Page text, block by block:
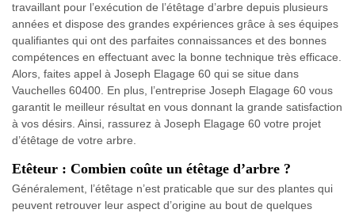
travaillant pour l’exécution de l’étêtage d’arbre depuis plusieurs
années et dispose des grandes expériences grâce à ses équipes
qualifiantes qui ont des parfaites connaissances et des bonnes
compétences en effectuant avec la bonne technique très efficace.
Alors, faites appel à Joseph Elagage 60 qui se situe dans
Vauchelles 60400. En plus, l’entreprise Joseph Elagage 60 vous
garantit le meilleur résultat en vous donnant la grande satisfaction
à vos désirs. Ainsi, rassurez à Joseph Elagage 60 votre projet
d’étêtage de votre arbre.
Etêteur : Combien coûte un étêtage d’arbre ?
Généralement, l’étêtage n’est praticable que sur des plantes qui
peuvent retrouver leur aspect d’origine au bout de quelques